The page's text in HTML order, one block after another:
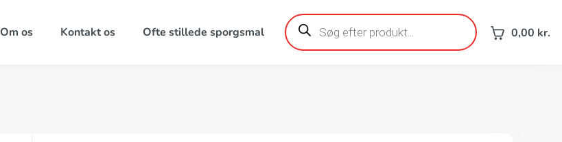
Om os Kontakt os Ofte stillede sporgsmal
Products
search 0,00 kr.